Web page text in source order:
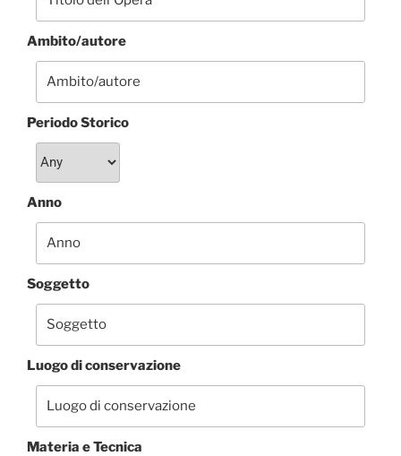
Ambito/autore
Periodo Storico
Anno
Soggetto
Luogo di conservazione
Materia e Tecnica